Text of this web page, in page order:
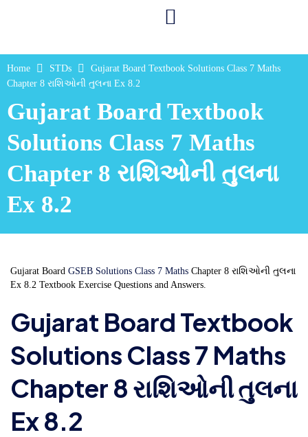
Home STDs
Gujarat Board Textbook Solutions Class 7 Maths
Chapter 8 રાશિઓની તુલના Ex 8.2
Gujarat Board Textbook
Solutions Class 7 Maths
Chapter 8 રાશિઓની તુલના
Ex 8.2
Gujarat Board GSEB Solutions Class 7 Maths Chapter 8 રાશિઓની તુલના
Ex 8.2 Textbook Exercise Questions and Answers.
Gujarat Board Textbook
Solutions Class 7 Maths
Chapter 8 રાશિઓની તુલના
Ex 8.2